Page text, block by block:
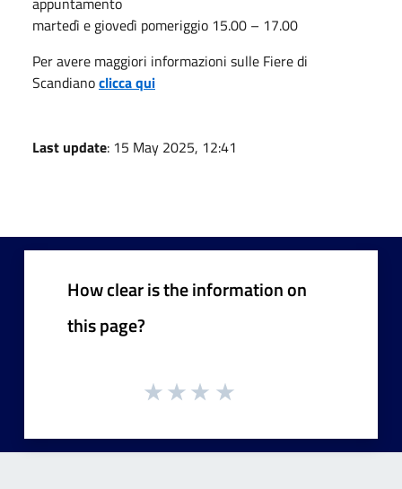
martedì e giovedì pomeriggio 15.00 – 17.00
Per avere maggiori informazioni sulle Fiere di
Scandianoclicca qui
Last update: 15 May 2025, 12:41
How clear is the information on
this page?